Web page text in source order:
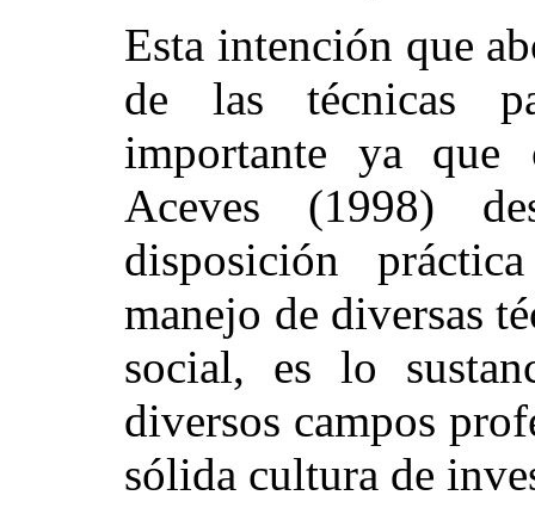
Esta intención que
de las técnicas
importante ya que
Aceves (1998)
disposición
manejo de diversas
social, es lo
diversos campos
sólida cultura de